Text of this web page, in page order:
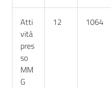
Atti
vità
pres
so
MM
G
12 1064